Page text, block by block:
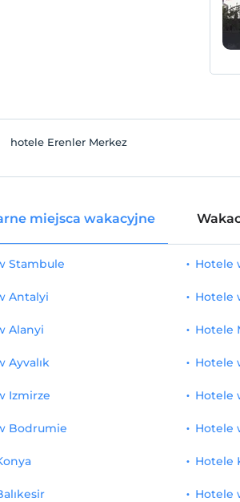
Bezpłatna łaźnia turecka / sauna
(a la carte) 1
hotele Erenler Merkez
miejsca wakacyjne
Stambule
Antalyi
Alanyi
Ayvalık
Izmirze
Hotele
Hotele
Hotele
Hotele
Hotele
Bodrumie Hotele
Hotele
Hotele